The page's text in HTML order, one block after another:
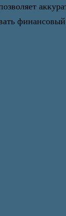
финансовый